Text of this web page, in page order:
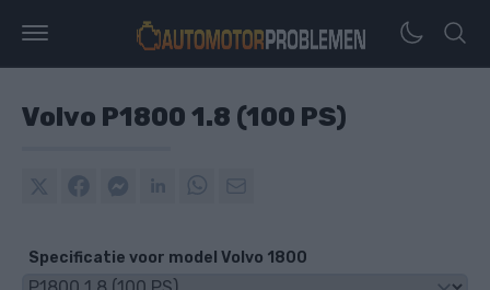
Volvo P1800 1.8 (100 PS)
Specificatie voor model Volvo 1800